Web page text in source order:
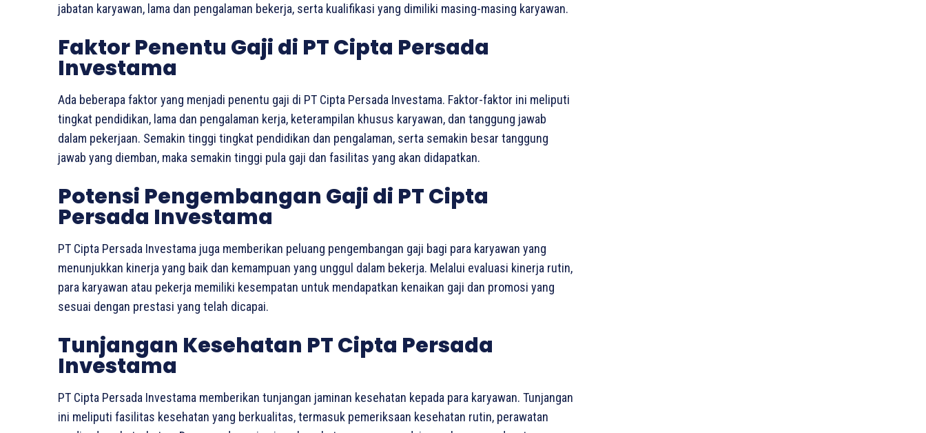
jabatan karyawan, lama dan pengalaman bekerja, serta kualifikasi yang dimiliki masing-masing karyawan.
Faktor Penentu Gaji di PT Cipta Persada
Investama
Ada beberapa faktor yang menjadi penentu gaji di PT Cipta Persada Investama. Faktor-faktor ini meliputi
tingkat pendidikan, lama dan pengalaman kerja, keterampilan khusus karyawan, dan tanggung jawab
dalam pekerjaan. Semakin tinggi tingkat pendidikan dan pengalaman, serta semakin besar tanggung
jawab yang diemban, maka semakin tinggi pula gaji dan fasilitas yang akan didapatkan.
Potensi Pengembangan Gaji di PT Cipta
Persada Investama
PT Cipta Persada Investama juga memberikan peluang pengembangan gaji bagi para karyawan yang
menunjukkan kinerja yang baik dan kemampuan yang unggul dalam bekerja. Melalui evaluasi kinerja rutin,
para karyawan atau pekerja memiliki kesempatan untuk mendapatkan kenaikan gaji dan promosi yang
sesuai dengan prestasi yang telah dicapai.
Tunjangan Kesehatan PT Cipta Persada
Investama
PT Cipta Persada Investama memberikan tunjangan jaminan kesehatan kepada para karyawan. Tunjangan
ini meliputi fasilitas kesehatan yang berkualitas, termasuk pemeriksaan kesehatan rutin, perawatan